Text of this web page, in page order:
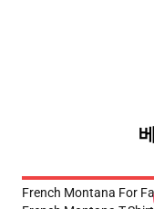
French Montana For